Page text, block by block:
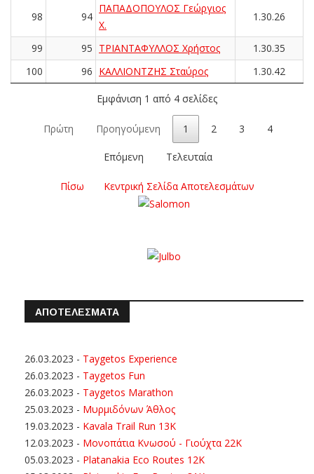
98 94
ΠΑΠΑΔΟΠΟΥΛΟΣ Γεώργιος
Χ.
1.30.26
99 95 ΤΡΙΑΝΤΑΦΥΛΛΟΣ Χρήστος
1.30.35
100
96 ΚΑΛΛΙΟΝΤΖΗΣ Σταύρος 1.30.42
Εμφάνιση 1 από 4 σελίδες
Πρώτη Προηγούμενη 1 2 3 4
Επόμενη Τελευταία
Πίσω Κεντρική Σελίδα Αποτελεσμάτων
ΑΠΟΤΕΛΕΣΜΑΤΑ
26.03.2023 - Taygetos Experience
26.03.2023 - Taygetos Fun
26.03.2023 - Taygetos Marathon
25.03.2023 - Μυρμιδόνων Άθλος
19.03.2023 - Kavala Trail Run 13K
12.03.2023 - Μονοπάτια Κνωσού - Γιούχτα 22Κ
05.03.2023 - Platanakia Eco Routes 12K